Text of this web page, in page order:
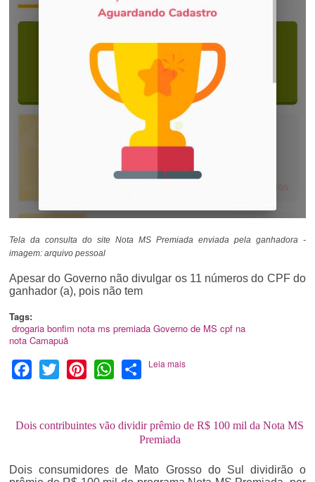
Tela da consulta do site Nota MS Premiada enviada pela ganhadora -
imagem: arquivo pessoal
Apesar do Governo não divulgar os 11 números do CPF do
ganhador (a), pois não tem
Tags:
drogaria bonfim nota ms premiada Governo de MS cpf na
nota Camapuã
Facebook
Twitter PinterestWhatsApp
Share
Leia mais
Dois contribuintes vão dividir prêmio de R$ 100 mil da Nota MS
Premiada
Dois consumidores de Mato Grosso do Sul dividirão o